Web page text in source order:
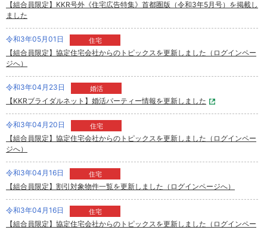
【組合員限定】KKR号外《住宅広告特集》首都圏版（令和3年5月号）を掲載し
ました
令和3年05月01日 住宅
【組合員限定】協定住宅会社からのトピックスを更新しました（ログインペー
ジへ）
令和3年04月23日 婚活
【KKRブライダルネット】婚活パーティー情報を更新しました
令和3年04月20日 住宅
【組合員限定】協定住宅会社からのトピックスを更新しました（ログインペー
ジへ）
令和3年04月16日 住宅
【組合員限定】割引対象物件一覧を更新しました（ログインページへ）
令和3年04月16日 住宅
【組合員限定】協定住宅会社からのトピックスを更新しました（ログインペー